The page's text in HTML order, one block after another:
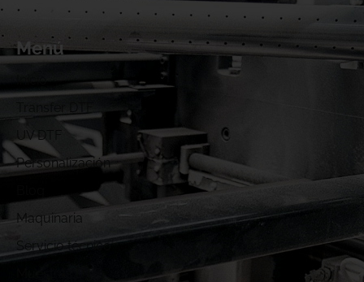
Menú
UV DTF
Personalización
Maquinaria
Servicio técnico